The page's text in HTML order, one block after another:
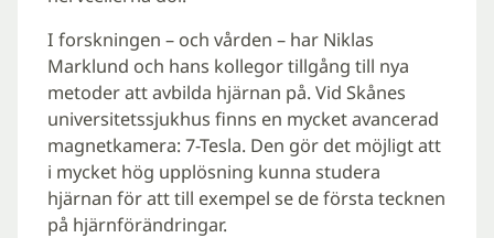
I forskningen – och vården – har Niklas
Marklund och hans kollegor tillgång till nya
metoder att avbilda hjärnan på. Vid Skånes
universitetssjukhus finns en mycket avancerad
magnetkamera: 7-Tesla. Den gör det möjligt att
i mycket hög upplösning kunna studera
hjärnan för att till exempel se de första tecknen
på hjärnförändringar.